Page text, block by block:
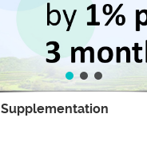
Supplementation